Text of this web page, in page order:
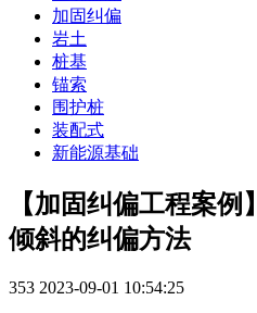
加固纠偏
岩土
桩基
锚索
围护桩
装配式
新能源基础
【加固纠偏工程案
倾斜的纠偏方法
353 2023-09-01 10:54:25